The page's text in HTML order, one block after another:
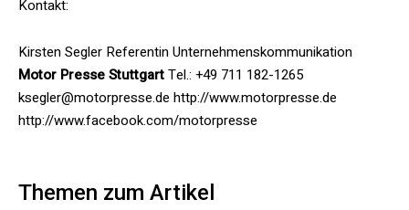
Kontakt:
Kirsten Segler Referentin Unternehmenskommunikation
Motor Presse StuttgartTel.: +49 711 182-1265
ksegler@motorpresse.de http://www.motorpresse.de
http://www.facebook.com/motorpresse
Themen zum Artikel